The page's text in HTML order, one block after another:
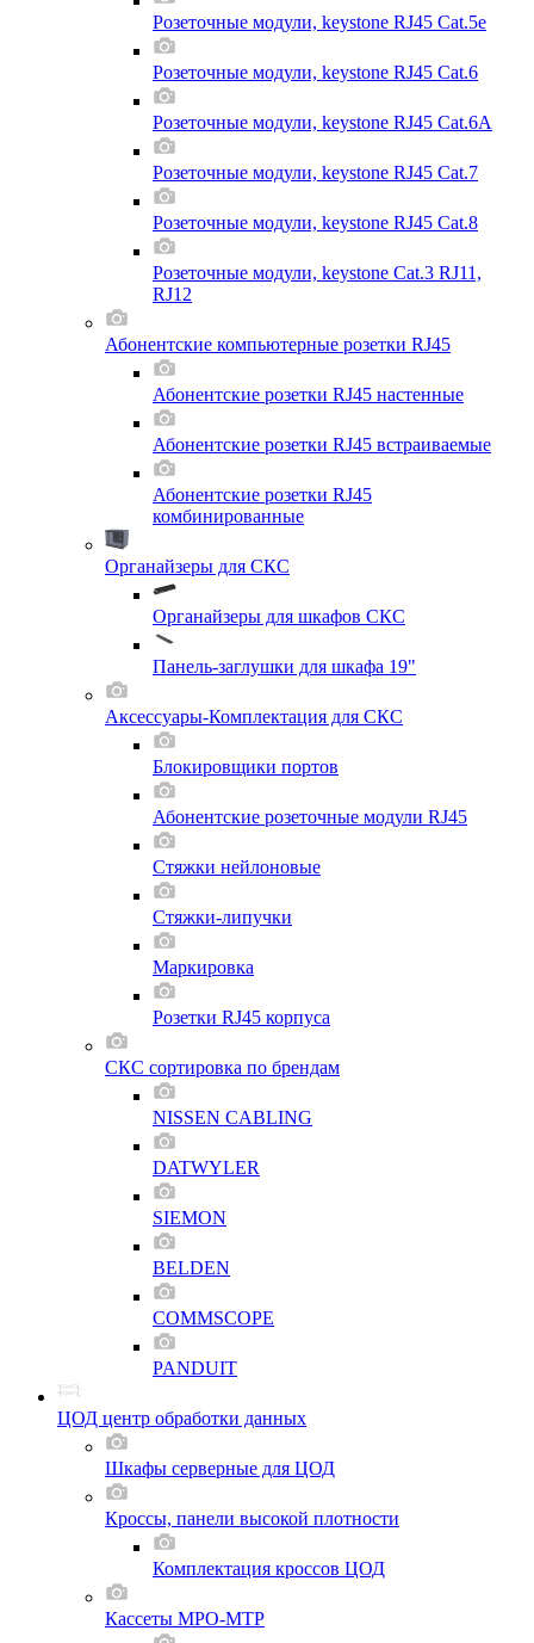
Розеточные модули, keystone RJ45 Cat.5e
Розеточные модули, keystone RJ45 Cat.6
Розеточные модули, keystone RJ45 Cat.6A
Розеточные модули, keystone RJ45 Cat.7
Розеточные модули, keystone RJ45 Cat.8
Розеточные модули, keystone Cat.3 RJ11,
RJ12
Абонентские компьютерные розетки RJ45
Абонентские розетки RJ45 настенные
Абонентские розетки RJ45 встраиваемые
Абонентские розетки RJ45
комбинированные
Органайзеры для СКС
Органайзеры для шкафов СКС
Панель-заглушки для шкафа 19"
Аксессуары-Комплектация для СКС
Блокировщики портов
Абонентские розеточные модули RJ45
Стяжки нейлоновые
Стяжки-липучки
Маркировка
Розетки RJ45 корпуса
СКС сортировка по брендам
NISSEN CABLING
DATWYLER
SIEMON
BELDEN
COMMSCOPE
PANDUIT
ЦОД центр обработки данных
Шкафы серверные для ЦОД
Кроссы, панели высокой плотности
Комплектация кроссов ЦОД
Кассеты MPO-MTP